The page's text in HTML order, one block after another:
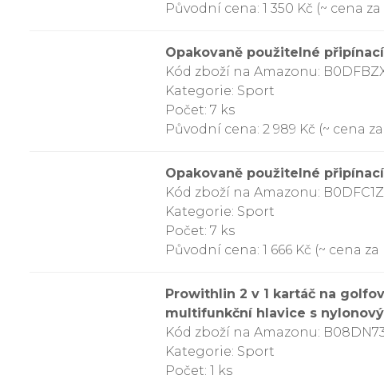
Původní cena: 1 350 Kč (~ cena za
Opakovaně použitelné
Kód zboží na Amazonu:
Kategorie: Sport
Počet: 7 ks
Původní cena: 2 989 Kč (~ cena
Opakovaně použitelné
Kód zboží na Amazonu:
Kategorie: Sport
Počet: 7 ks
Původní cena: 1 666 Kč (~ cena za
Prowithlin 2 v 1 kartáč na
multifunkční hlavice s
Kód zboží na Amazonu:
Kategorie: Sport
Počet: 1 ks